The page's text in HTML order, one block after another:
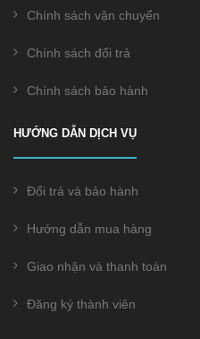
Chính sách vận chuyển
Chính sách đổi trả
Chính sách bảo hành
HƯỚNG DẪN DỊCH VỤ
Đổi trả và bảo hành
Hướng dẫn mua hàng
Giao nhận và thanh toán
Đăng ký thành viên